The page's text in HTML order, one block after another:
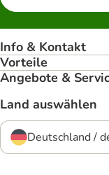
Info & Kontakt
Vorteile
Angebote &
Land auswählen
Deutschland /